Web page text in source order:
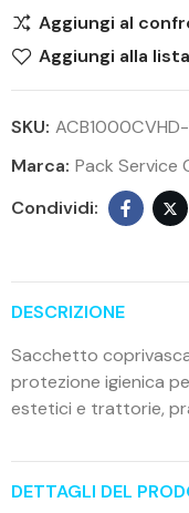
Aggiungi al
Aggiungi alla
SKU:
Marca: Pack Service
DESCRIZIONE
Sacchetto
protezione igienica
estetici e trattorie,
DETTAGLI DEL